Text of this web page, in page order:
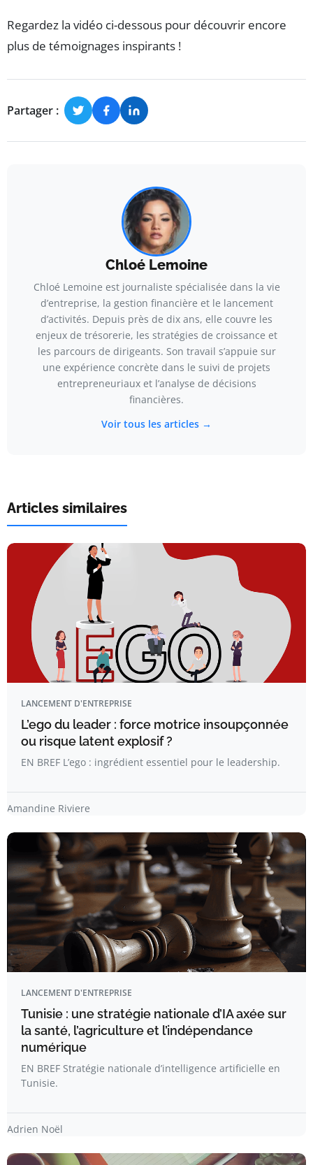
Regardez la vidéo ci-dessous pour découvrir encore
plus de témoignages inspirants !
Partager :
Chloé Lemoine
Chloé Lemoine est journaliste spécialisée dans la vie
d’entreprise, la gestion financière et le lancement
d’activités. Depuis près de dix ans, elle couvre les
enjeux de trésorerie, les stratégies de croissance et
les parcours de dirigeants. Son travail s’appuie sur
une expérience concrète dans le suivi de projets
entrepreneuriaux et l’analyse de décisions
financières.
Voir tous les articles →
Articles similaires
LANCEMENT D'ENTREPRISE
L’ego du leader : force motrice insoupçonnée
ou risque latent explosif ?
EN BREF L’ego : ingrédient essentiel pour le leadership.
Amandine Riviere
LANCEMENT D'ENTREPRISE
Tunisie : une stratégie nationale d’IA axée sur
la santé, l’agriculture et l’indépendance
numérique
EN BREF Stratégie nationale d’intelligence artificielle en
Tunisie.
Adrien Noël